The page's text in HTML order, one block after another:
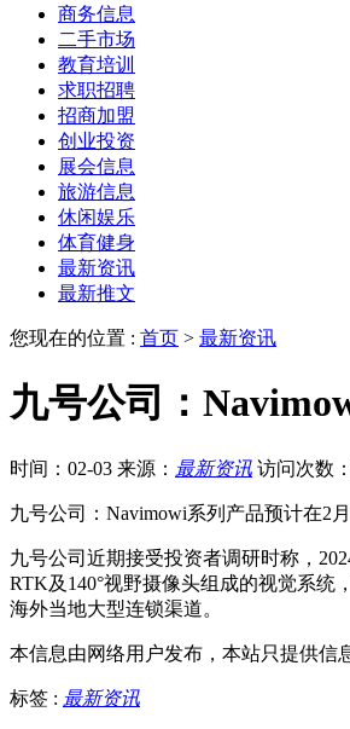
商务信息
二手市场
教育培训
求职招聘
招商加盟
创业投资
展会信息
旅游信息
休闲娱乐
体育健身
最新资讯
最新推文
您现在的位置 : 首页 > 最新资讯
九号公司：
时间：02-03 来源： 最新资讯 访问次数
九号公司：Navimowi系列产品预计在2
九号公司近期接受投资者调研时称，
RTK及140°视野摄像头组成的视觉系
海外当地大型连锁渠道。
本信息由网络用户发布， 本站只提供信
标签 : 最新资讯